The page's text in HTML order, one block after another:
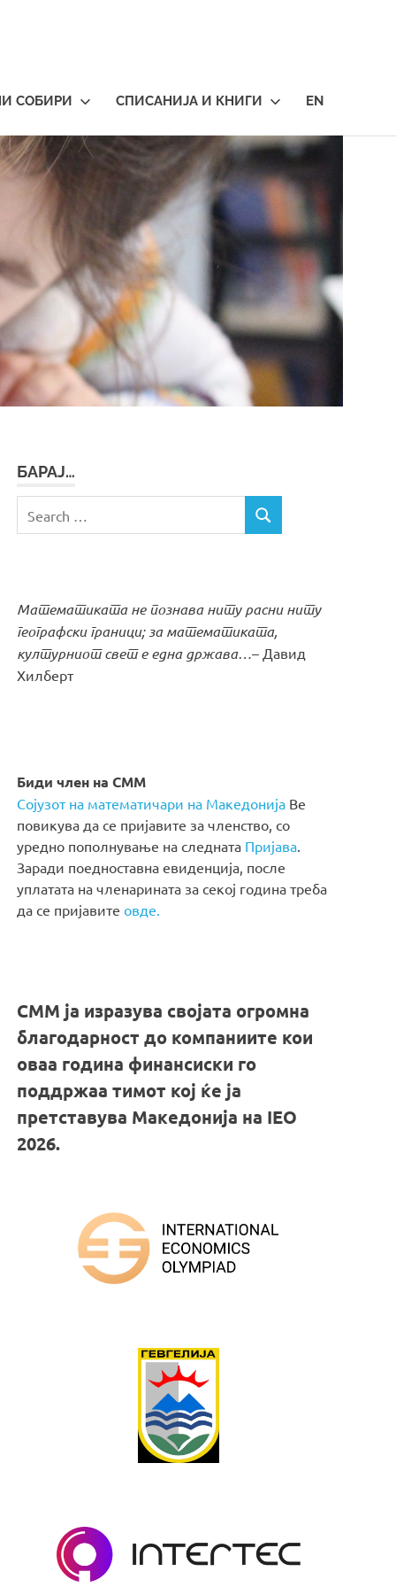
СОБИРИ СПИСАНИЈА И КНИГИ EN
БАРАЈ…
for:
SEARCH
Математиката не познава ниту расни ниту
географски граници; за математиката,
културниот свет е една држава…– Давид
Хилберт
Биди член на СММ
Сојузот на математичари на Македонија Ве
повикува да се пријавите за членство, со
уредно пополнување на следната Пријава
Заради поедноставна евиденција, после
уплатата на членарината за секој година треба
да се пријавитеовде.
СММ ја изразува својата огромна
благодарност до компаниите кои
оваа година финансиски го
поддржаа тимот кој ќе ја
претставува Македонија на IEO
2026.